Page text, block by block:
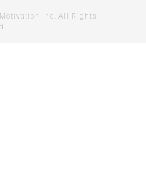
Inc. All Rights